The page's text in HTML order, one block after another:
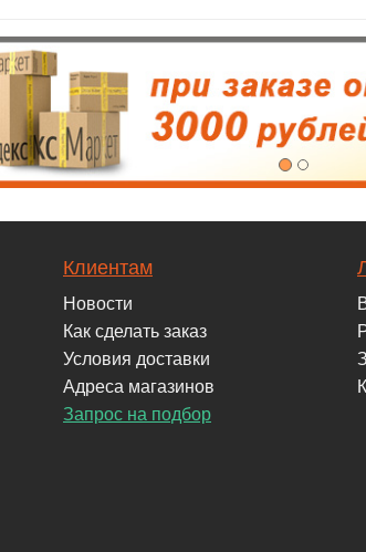
Клиентам
Новости
Как сделать заказ
Условия доставки
Адреса магазинов
Запрос на подбор